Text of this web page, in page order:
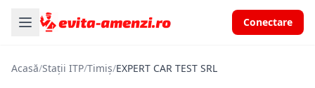
Conectare
Acasă/Stații ITP/Timiș/EXPERT CAR TEST SRL